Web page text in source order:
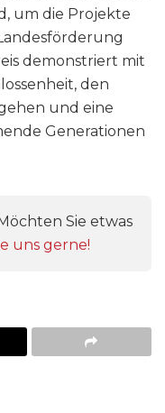
um die Projekte
demonstriert mit
den
und eine
Generationen
Sie etwas
uns gerne!